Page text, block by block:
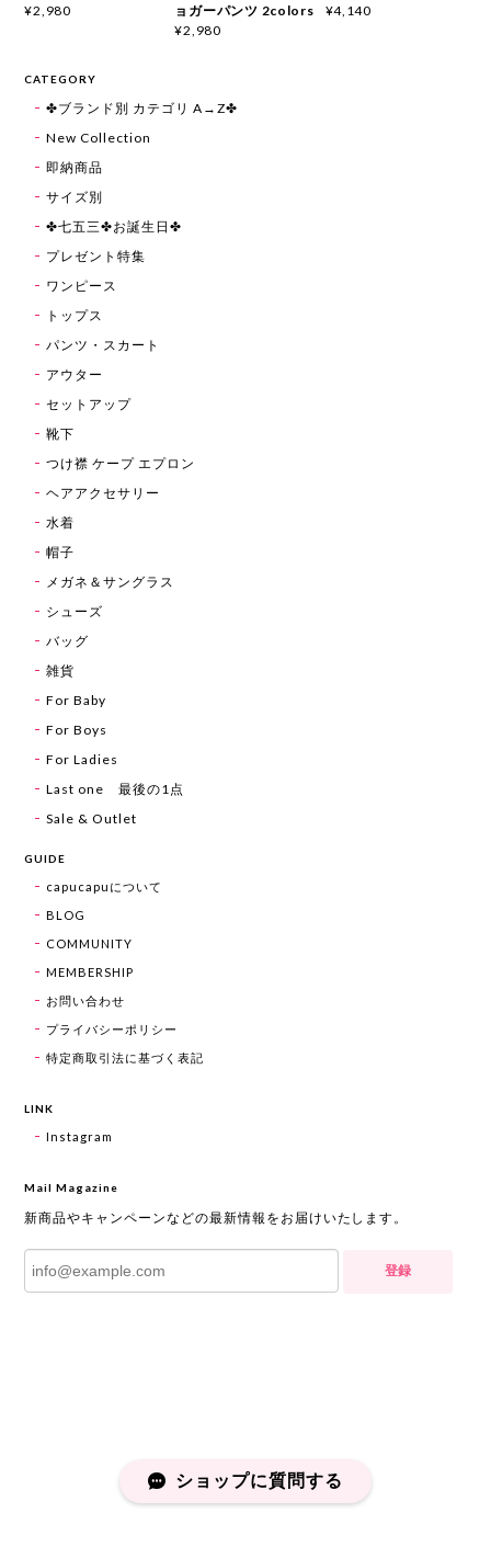
¥2,980
ョガーパンツ 2colors
¥2,980
¥4,140
CATEGORY
✤ブランド別 カテゴリ A→Z✤
New Collection
即納商品
サイズ別
✤七五三✤お誕生日✤
プレゼント特集
ワンピース
トップス
パンツ・スカート
アウター
セットアップ
靴下
つけ襟 ケープ エプロン
ヘアアクセサリー
水着
帽子
メガネ＆サングラス
シューズ
バッグ
雑貨
For Baby
For Boys
For Ladies
Last one 最後の1点
Sale & Outlet
GUIDE
capucapuについて
BLOG
COMMUNITY
MEMBERSHIP
お問い合わせ
プライバシーポリシー
特定商取引法に基づく表記
LINK
Instagram
Mail Magazine
新商品やキャンペーンなどの最新情報をお届けいたします。
登録
ショップに質問する